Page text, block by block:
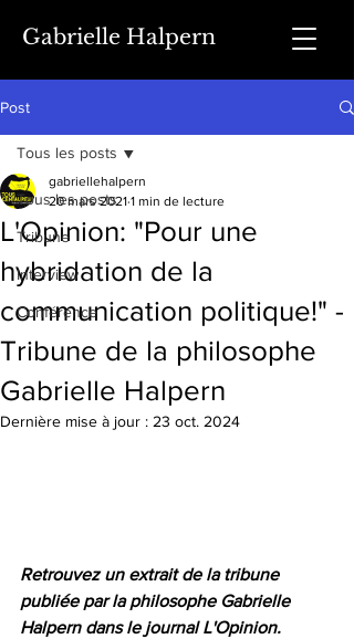
Gabrielle Halpern
Post
Tous les posts
Tribune
Interview
Conférence
Tous les posts
L'Opinion: "Pour une
hybridation de la
communication politique!" -
Tribune de la philosophe
Gabrielle Halpern
gabriellehalpern
20 mars 2021 1 min de lecture
Dernière mise à jour : 23 oct. 2024
Retrouvez un extrait de la tribune
publiée par la philosophe Gabrielle
Halpern dans le journal L'Opinion.